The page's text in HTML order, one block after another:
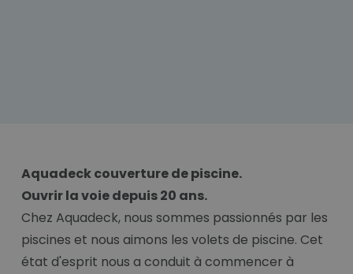
Aquadeck couverture de piscine.
Ouvrir la voie depuis 20 ans.
Chez Aquadeck, nous sommes passionnés par les
piscines et nous aimons les volets de piscine. Cet
état d'esprit nous a conduit à commencer à